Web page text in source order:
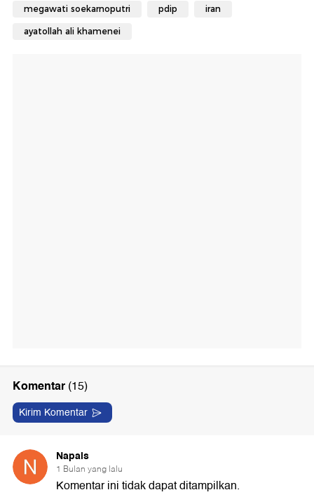
megawati soekarnoputri pdip iran
ayatollah ali khamenei